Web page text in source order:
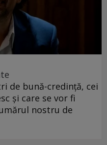
de bună-credință, cei
și care se vor fi
nostru de